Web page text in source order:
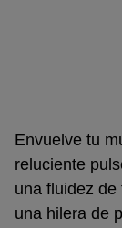
Envuelve tu
reluciente
una fluidez
una hilera de